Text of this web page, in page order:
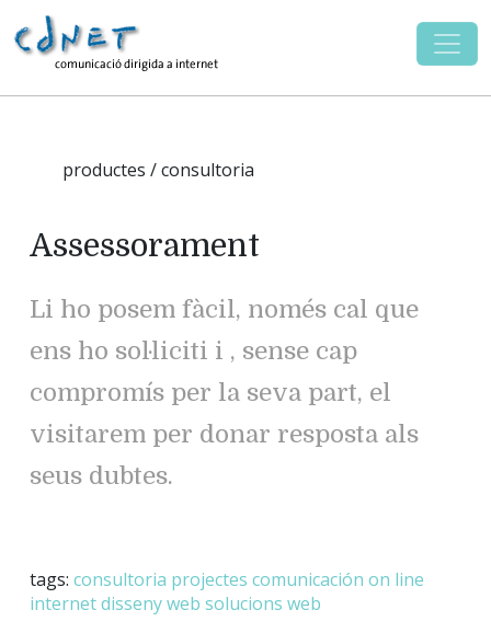
productes / consultoria
Assessorament
Li ho posem fàcil, només cal que
ens ho sol·liciti i , sense cap
compromís per la seva part, el
visitarem per donar resposta als
seus dubtes.
tags: consultoria projectes comunicación on line
internetdisseny web solucions web